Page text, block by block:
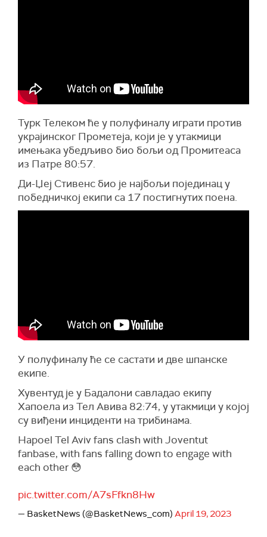
Турк Телеком ће у полуфиналу играти против
украјинског Прометеја, који је у утакмици
имењака убедљиво био бољи од Промитеаса
из Патре 80:57.
Ди-Џеј Стивенс био је најбољи појединац у
победничкој екипи са 17 постигнутих поена.
У полуфиналу ће се састати и две шпанске
екипе.
Хувентуд је у Бадалони савладао екипу
Хапоела из Тел Авива 82:74, у утакмици у којој
су виђени инциденти на трибинама.
Hapoel Tel Aviv fans clash with Joventut
fanbase, with fans falling down to engage with
each other 😳
pic.twitter.com/A7sFfkn8Hw
— BasketNews (@BasketNews_com) April 19, 2023